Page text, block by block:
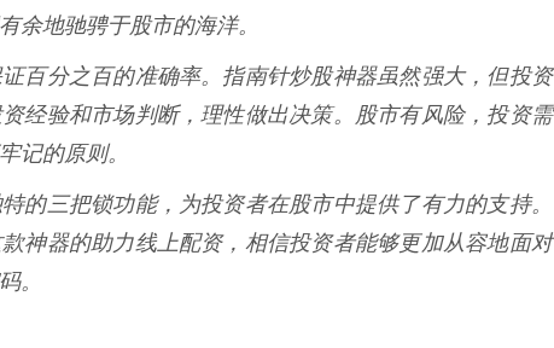
余地驰骋于股市的海洋。
百分之百的准确率。指南针炒股神器虽然强大，但投资
经验和市场判断，理性做出决策。股市有风险，投资需
记的原则。
的三把锁功能，为投资者在股市中提供了有力的支持。
神器的助力线上配资，相信投资者能够更加从容地面对
。